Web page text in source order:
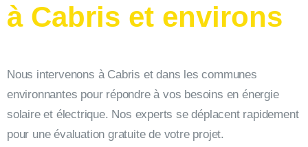
à Cabris et environs
Nous intervenons à Cabris et dans les communes
environnantes pour répondre à vos besoins en énergie
solaire et électrique. Nos experts se déplacent rapidement
pour une évaluation gratuite de votre projet.